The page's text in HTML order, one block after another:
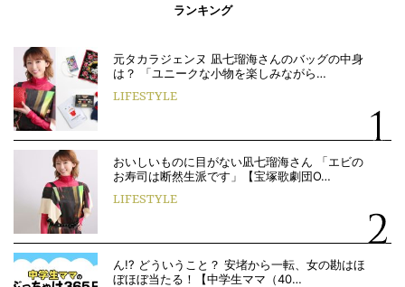
ランキング
元タカラジェンヌ 凪七瑠海さんのバッグの中身
は？ 「ユニークな小物を楽しみながら…
LIFESTYLE
おいしいものに目がない凪七瑠海さん 「エビの
お寿司は断然生派です」【宝塚歌劇団O…
LIFESTYLE
ん!? どういうこと？ 安堵から一転、女の勘はほ
ぼほぼ当たる！【中学生ママ（40…